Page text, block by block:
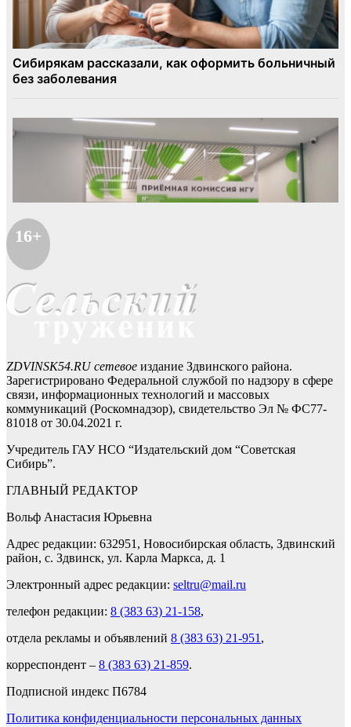
16+
ZDVINSK54.RU сетевое издание Здвинского района.
Зарегистрировано Федеральной службой по надзору в сфере
связи, информационных технологий и массовых
коммуникаций (Роскомнадзор), свидетельство Эл № ФС77-
81018 от 30.04.2021 г.
Учредитель ГАУ НСО “Издательский дом “Советская
Сибирь”.
ГЛАВНЫЙ РЕДАКТОР
Вольф Анастасия Юрьевна
Адрес редакции: 632951, Новосибирская область, Здвинский
район, с. Здвинск, ул. Карла Маркса, д. 1
Электронный адрес редакции: seltru@mail.ru
телефон редакции: 8 (383 63) 21-158,
отдела рекламы и объявлений 8 (383 63) 21-951 ,
корреспондент – 8 (383 63) 21-859.
Подписной индекс П6784
Политика конфиденциальности персональных данных